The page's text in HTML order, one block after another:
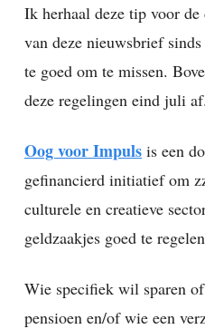
Ik herhaal deze tip voor
van deze nieuwsbrief
te goed om te missen.
deze regelingen eind juli af.
Oog voor Impuls is een
gefinancierd initiatief om
culturele en creatieve
geldzaakjes goed te
Wie specifiek wil sparen
pensioen en/of wie een